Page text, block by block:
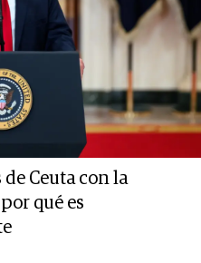
Ceuta con la
qué es